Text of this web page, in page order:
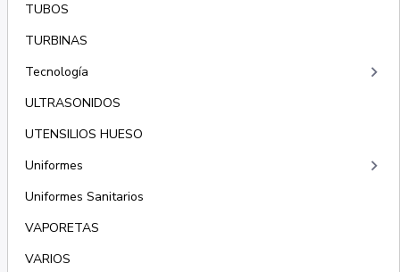
TUBOS
TURBINAS
Tecnología
keyboard_arrow_right
ULTRASONIDOS
UTENSILIOS HUESO
Uniformes
keyboard_arrow_right
Uniformes Sanitarios
VAPORETAS
VARIOS